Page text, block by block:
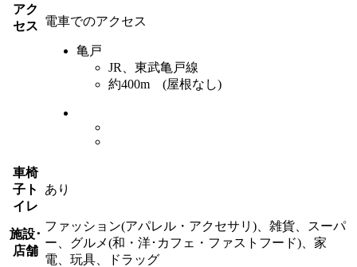
アク
セス 電車でのアクセス
亀戸
JR、東武亀戸線
約400m (屋根なし)
車椅
子ト
イレ
あり
施設･
店舗
ファッション(アパレル・アクセサリ)、雑貨、スーパ
ー、グルメ(和・洋･カフェ・ファストフード)、家
電、玩具、ドラッグ